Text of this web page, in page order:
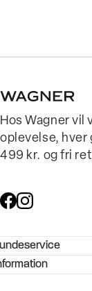
Hos Wagner vil
oplevelse, hver
499 kr. og fri
-